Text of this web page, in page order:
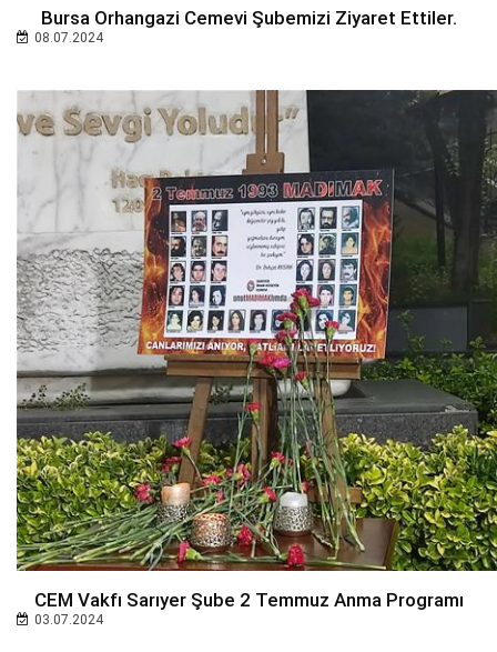
Bursa Orhangazi Cemevi Şubemizi Ziyaret Ettiler.
08.07.2024
CEM Vakfı Sarıyer Şube 2 Temmuz Anma Programı
03.07.2024